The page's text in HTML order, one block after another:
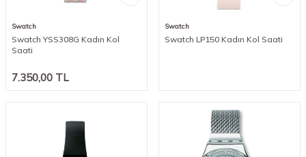
Swatch
Swatch YSS308G Kadın Kol
Saati
7.350,00 TL
Swatch
Swatch LP150 Kadın Kol Saati